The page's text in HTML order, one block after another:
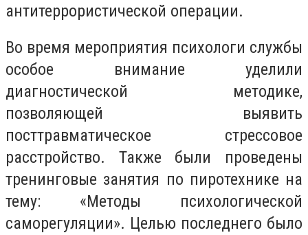
антитеррористической операции.
Во время мероприятия психологи службы
особое внимание уделили
диагностической методике,
позволяющей выявить
посттравматическое стрессовое
расстройство. Также были проведены
тренинговые занятия по пиротехнике на
тему: «Методы психологической
саморегуляции». Целью последнего было